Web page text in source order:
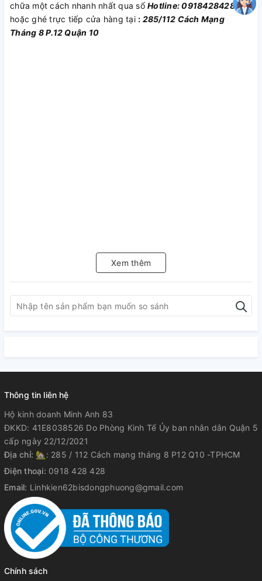
chữa một cách nhanh nhất qua sốHotline: 0918428428
hoặc ghé trực tiếp cửa hàng tại : 285/112 Cách Mạng
Tháng 8 P.12 Quận 10
Xem thêm
Thông tin liên hệ
Hộ kinh doanh Minh Anh 83
ĐKKD: 41E8038526 Do Phòng Kinh Tế Ủy ban nhân dân Quận 5
cấp ngày 22/12/2021
Địa chỉ: 🏡: 285 / 112 Cách mạng tháng 8 P12 Q10 -TPHCM
Điện thoại: 0918 428 428
Email: Linhkien62bisdongphuong@gmail.com
Chính sách